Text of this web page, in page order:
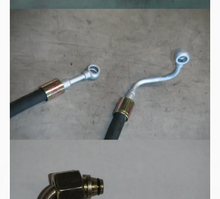
... "Geweih" gefällig?